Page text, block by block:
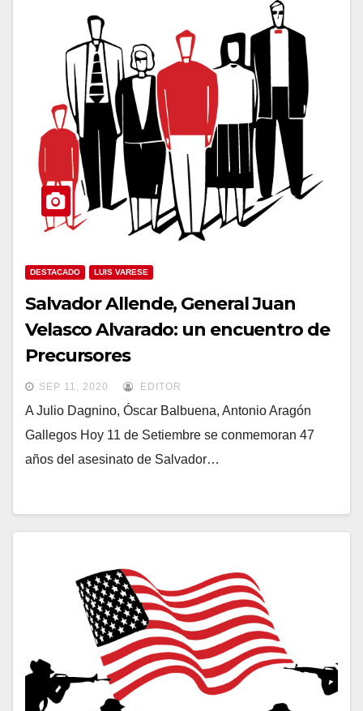
DESTACADO LUIS VARESE
Salvador Allende, General Juan
Velasco Alvarado: un encuentro de
Precursores
SEP 11, 2020 EDITOR
​​​​​A Julio Dagnino, Óscar Balbuena, Antonio Aragón
Gallegos Hoy 11 de Setiembre se conmemoran 47
años del asesinato de Salvador…